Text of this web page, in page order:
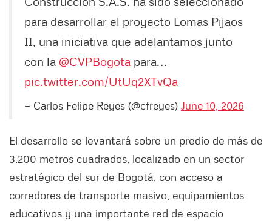
para desarrollar el proyecto Lomas Pijaos
II, una iniciativa que adelantamos junto
con la @CVPBogota para…
pic.twitter.com/UtUq2XTvQa
— Carlos Felipe Reyes (@cfreyes) June 10, 2026
El desarrollo se levantará sobre un predio de más de
3.200 metros cuadrados, localizado en un sector
estratégico del sur de Bogotá, con acceso a
corredores de transporte masivo, equipamientos
educativos y una importante red de espacio